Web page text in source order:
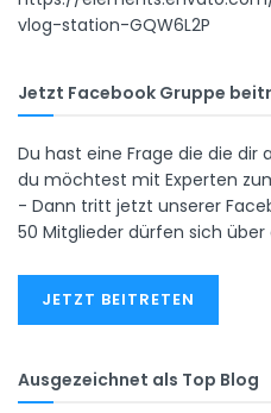
vlog-station-GQW6L2P
Jetzt Facebook Gruppe
Du hast eine Frage die die
du möchtest mit Experten
- Dann tritt jetzt unserer
50 Mitglieder dürfen sich
JETZT BEITRETEN
Ausgezeichnet als Top Blog